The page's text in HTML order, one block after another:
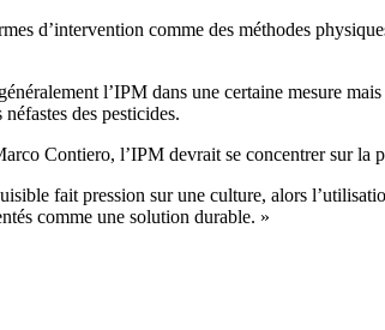
d’intervention comme des méthodes
l’IPM dans une certaine mesure
des pesticides.
Contiero, l’IPM devrait se concentrer sur la
fait pression sur une culture, alors
comme une solution durable. »